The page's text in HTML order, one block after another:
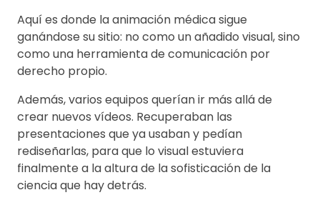
Aquí es donde la animación médica sigue
ganándose su sitio: no como un añadido visual, sino
como una herramienta de comunicación por
derecho propio.
Además, varios equipos querían ir más allá de
crear nuevos vídeos. Recuperaban las
presentaciones que ya usaban y pedían
rediseñarlas, para que lo visual estuviera
finalmente a la altura de la sofisticación de la
ciencia que hay detrás.